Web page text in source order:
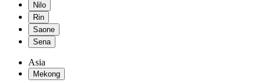
Nilo
Rin
Saone
Sena
Asia
Mekong